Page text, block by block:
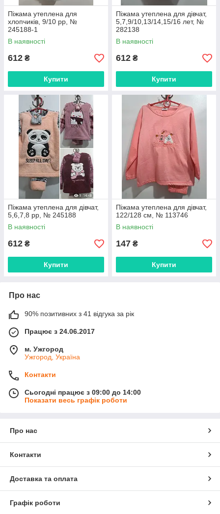
Піжама утеплена для
хлопчиків, 9/10 рр, №
245188-1
В наявності
612 ₴
Купити
Піжама утеплена для дівчат,
5,7,9/10,13/14,15/16 лет, №
282138
В наявності
612 ₴
Купити
Піжама утеплена для дівчат,
5,6,7,8 рр, № 245188
В наявності
612 ₴
Купити
Піжама утеплена для дівчат,
122/128 см, № 113746
В наявності
147 ₴
Купити
Про нас
90% позитивних з 41 відгука за рік
Працює з 24.06.2017
м. Ужгород
Ужгород, Україна
Контакти
Сьогодні працює з 09:00 до 14:00
Показати весь графік роботи
Про нас
Контакти
Доставка та оплата
Графік роботи